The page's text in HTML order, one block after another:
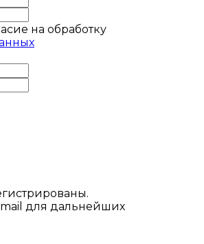
на обработку
для дальнейших